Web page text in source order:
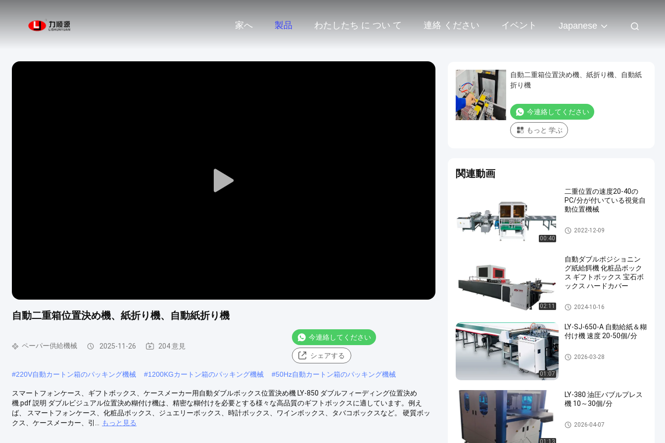
家へ 製品 わたしたち に つい て 連絡 ください イベント Japanese
Play
自動二重箱位置決め機、紙折り機、自動紙折り機
ペーパー供給機械 2025-11-26 204 意見
今連絡してください
シェアする
#220V自動カートン箱のパッキング機械 #1200KGカートン箱のパッキング機械 #50Hz自動カートン箱のパッキング機械
スマートフォンケース、ギフトボックス、ケースメーカー用自動ダブルボックス位置決め機 LY-850 ダブルフィーディング位置決め
機.pdf 説明 ダブルビジュアル位置決め糊付け機は、精密な糊付けを必要とする様々な高品質のギフトボックスに適しています。例え
ば、 スマートフォンケース、化粧品ボックス、ジュエリーボックス、時計ボックス、ワインボックス、タバコボックスなど。 硬質ボッ
クス、ケースメーカー、引...
もっと見る
自動二重箱位置決め機、紙折り機、自動紙
折り機
今連絡してください
もっと 学ぶ
関連動画
00:40
二重位置の速度20-40の
PC/分が付いている視覚自
動位置機械
自動位置機械
2022-12-09
02:11
自動ダブルポジショニン
グ紙給餌機 化粧品ボック
ス ギフトボックス 宝石ボ
ックス ハードカバー
ペーパー供給機械
2024-10-16
01:07
LY-SJ-650-A 自動給紙＆糊
付け機 速度 20-50個/分
ペーパー供給機械
2026-03-28
01:13
LY-380 油圧バブルプレス
機 10～30個/分
箱の泡押す機械
2026-04-07